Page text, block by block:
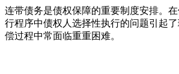
连带债务是债权保障的重要制度安排。
行程序中债权人选择性执行的问题引起
偿过程中常面临重重困难。